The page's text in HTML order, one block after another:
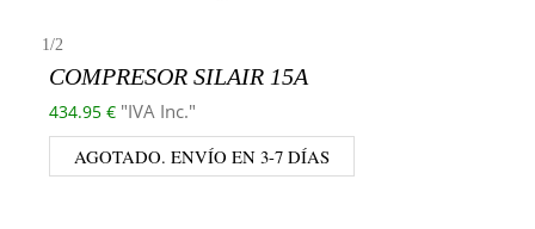
1/2
COMPRESOR SILAIR 15A
434.95 € "IVA Inc."
AGOTADO. ENVÍO EN 3-7 DÍAS